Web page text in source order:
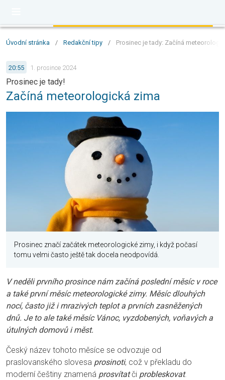
Úvodní stránka / Redakční tipy / Prosinec je tady: Začíná
20:55 1. prosince 2024
Prosinec je tady!
Začíná meteorologická zima
Prosinec značí začátek meteorologické zimy, i když počasí
tomu velmi často ještě tak docela neodpovídá.
V neděli prvního prosince nám začíná poslední měsíc v roce
a také první měsíc meteorologické zimy. Měsíc dlouhých
nocí, často již i mrazivých teplot a prvních zasněžených
dnů. Je to ale také měsíc Vánoc, vyzdobených, voňavých a
útulných domovů i měst.
Český název tohoto měsíce se odvozuje od
praslovanského slovesa prosinoti, což v překladu do
moderní češtiny znamená prosvítatči probleskovat.